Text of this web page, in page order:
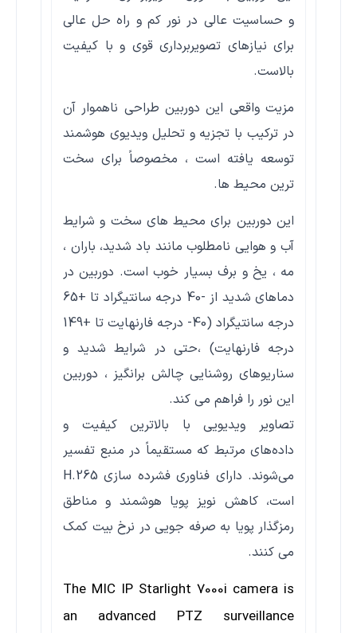
و حساسیت عالی در نور کم و راه حل عالی
برای نیازهای تصویربرداری قوی و با کیفیت
بالاست.
مزیت واقعی این دوربین طراحی ناهموار آن
در ترکیب با تجزیه و تحلیل ویدیوی هوشمند
توسعه یافته است ، مخصوصاً برای سخت
ترین محیط ها.
این دوربین برای محیط های سخت و شرایط
آب و هوایی نامطلوب مانند باد شدید، باران ،
مه ، یخ و برف بسیار خوب است. دوربین در
دماهای شدید از -40 درجه سانتیگراد تا +65
درجه سانتیگراد (40- درجه فارنهایت تا +149
درجه فارنهایت) ،حتی در شرایط شدید و
سناریوهای روشنایی چالش برانگیز ، دوربین
این نور را فراهم می کند.
تصاویر ویدیویی با بالاترین کیفیت و
داده‌های مرتبط که مستقیماً در منبع تفسیر
می‌شوند. دارای فناوری فشرده سازی H.265
است، کاهش نویز پویا هوشمند و مناطق
رمزگذار پویا به صرفه جویی در نرخ بیت کمک
می کنند.
The MIC IP Starlight 7000i camera is
an advanced PTZ surveillance